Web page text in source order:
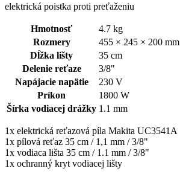
elektrická poistka proti preťaženiu
Hmotnosť
4.7 kg
Rozmery
455 × 245 × 200 mm
Dĺžka lišty
35 cm
Delenie reťaze
3/8"
Napájacie napätie
230 V
Príkon
1800 W
Šírka vodiacej drážky 1.1 mm
1x elektrická reťazová píla Makita UC3541A
1x pílová reťaz 35 cm / 1,1 mm / 3/8"
1x vodiaca lišta 35 cm / 1.1 mm / 3/8"
1x ochranný kryt vodiacej lišty